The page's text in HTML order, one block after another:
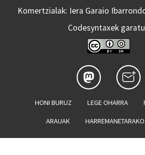
Komertzialak: Iera Garaio
Codesyntaxek
HONI BURUZ LEGE OHARRA
ARAUAK HARREMANETARAKO